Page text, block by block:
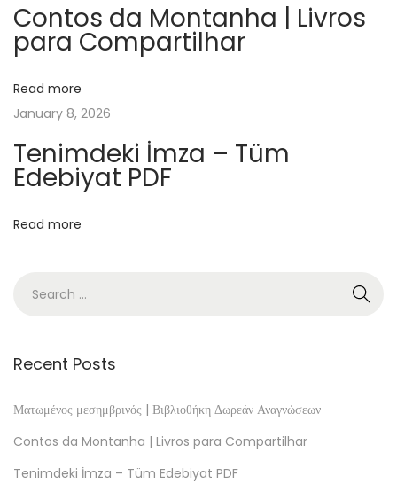
o
k
R
e
v
e
w
g
v
:
o
Contos da Montanha | Livros
para Compartilhar
Read more
January 8, 2026
Tenimdeki İmza – Tüm
Edebiyat PDF
Read more
Recent Posts
Ματωμένος μεσημβρινός | Βιβλιοθήκη Δωρεάν Αναγνώσεων
Contos da Montanha | Livros para Compartilhar
Tenimdeki İmza – Tüm Edebiyat PDF